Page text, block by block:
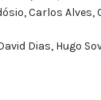
Carlos
Dias, Hugo